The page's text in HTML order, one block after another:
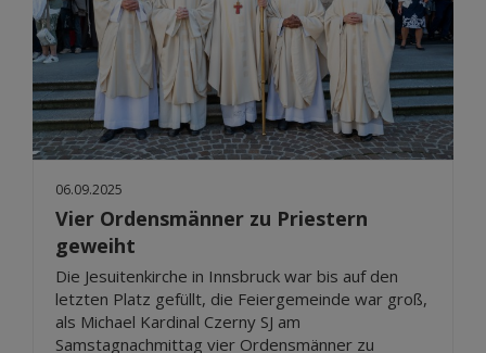
06.09.2025
Vier Ordensmänner zu Priestern
geweiht
Die Jesuitenkirche in Innsbruck war bis auf den
letzten Platz gefüllt, die Feiergemeinde war groß,
als Michael Kardinal Czerny SJ am
Samstagnachmittag vier Ordensmänner zu